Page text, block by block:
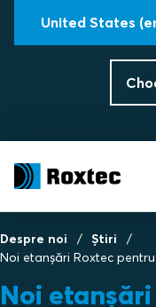
United States
Despre noi
Știri
Noi etanșări Roxtec
Noi